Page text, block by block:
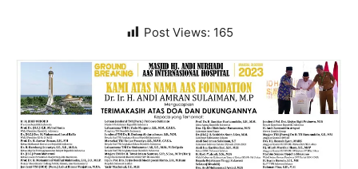
Post Views: 165